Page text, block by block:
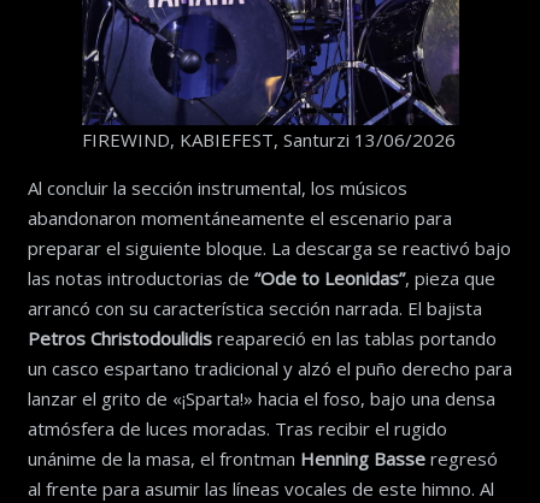
FIREWIND, KABIEFEST, Santurzi 13/06/2026
Al concluir la sección instrumental, los músicos
abandonaron momentáneamente el escenario para
preparar el siguiente bloque. La descarga se reactivó bajo
las notas introductorias de “Ode to Leonidas”, pieza que
arrancó con su característica sección narrada. El bajista
Petros Christodoulidisreapareció en las tablas portando
un casco espartano tradicional y alzó el puño derecho para
lanzar el grito de «¡Sparta!» hacia el foso, bajo una densa
atmósfera de luces moradas. Tras recibir el rugido
unánime de la masa, el frontman Henning Basseregresó
al frente para asumir las líneas vocales de este himno. Al